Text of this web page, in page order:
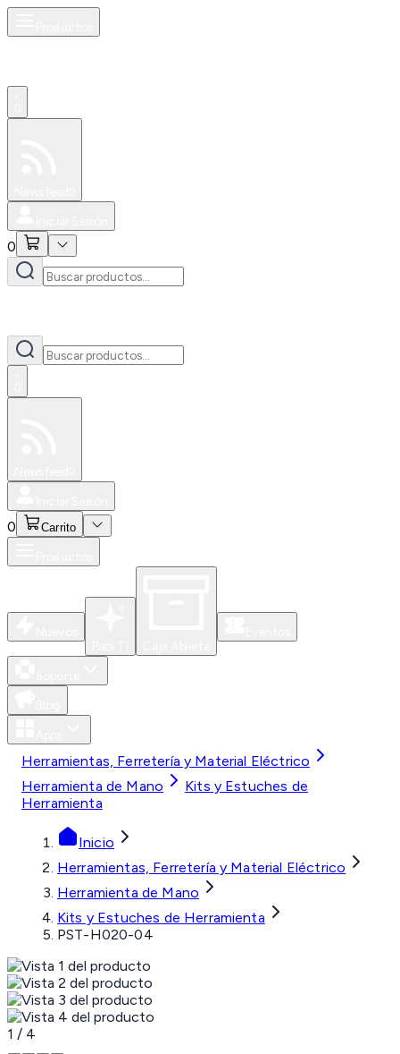
0
0 Carrito
Herramientas, Ferretería y Material Eléctrico
Herramienta de Mano
Kits y Estuches de
Herramienta
Inicio
Herramientas, Ferretería y Material Eléctrico
Herramienta de Mano
Kits y Estuches de Herramienta
PST-H020-04
1 / 4